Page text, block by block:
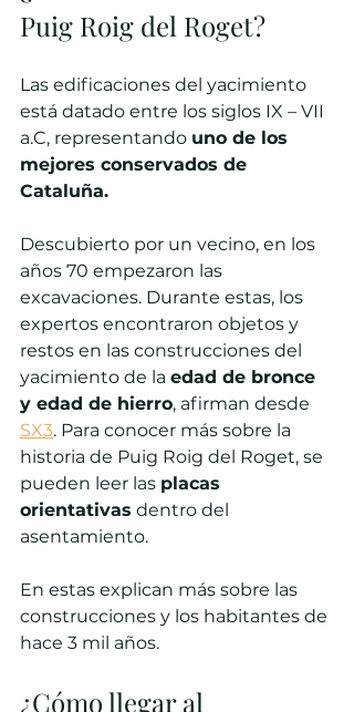
Puig Roig del Roget?
Las edificaciones del yacimiento
está datado entre los siglos IX – VII
a.C, representando uno de los
mejores conservados de
Cataluña.
Descubierto por un vecino, en los
años 70 empezaron las
excavaciones. Durante estas, los
expertos encontraron objetos y
restos en las construcciones del
yacimiento de la edad de bronce
y edad de hierro, afirman desde
SX3. Para conocer más sobre la
historia de Puig Roig del Roget, se
pueden leer las placas
orientativas dentro del
asentamiento.
En estas explican más sobre las
construcciones y los habitantes de
hace 3 mil años.
¿Cómo llegar al